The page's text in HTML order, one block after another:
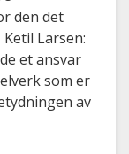
den det
Larsen:
et ansvar
som er
av